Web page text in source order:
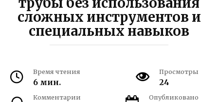
сложных инструментов и
специальных навыков
Время чтения
6 мин.
Просмотры
24
Комментарии Опубликовано